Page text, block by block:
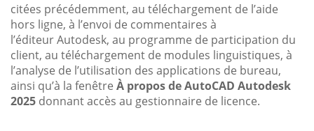
citées précédemment, au téléchargement de l’aide
hors ligne, à l’envoi de commentaires à
l’éditeur Autodesk, au programme de participation du
client, au téléchargement de modules linguistiques, à
l’analyse de l’utilisation des applications de bureau,
ainsi qu’à la fenêtre À propos de AutoCAD Autodesk
2025 donnant accès au gestionnaire de licence.